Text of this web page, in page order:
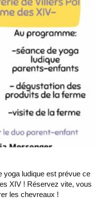
yoga ludique est prévue ce
XIV ! Réservez vite, vous
les chevreaux !